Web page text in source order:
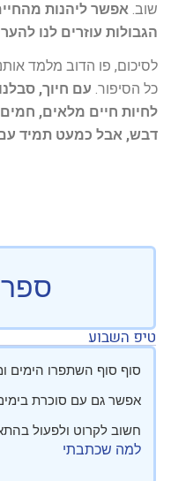
שוב. אפשר ליהנות
הגבולות עוזרים לנו
לסיכום, פו הדוב מלמד
כל הסיפור. עם חיוך,
לחיות חיים מלאים,
דבש, אבל כמעט תמיד
טיפ השבוע
סוף סוף השתפרו הימים
אפשר גם עם סוכרת
חשוב לקרוט ולפעול
למה שכתבתי